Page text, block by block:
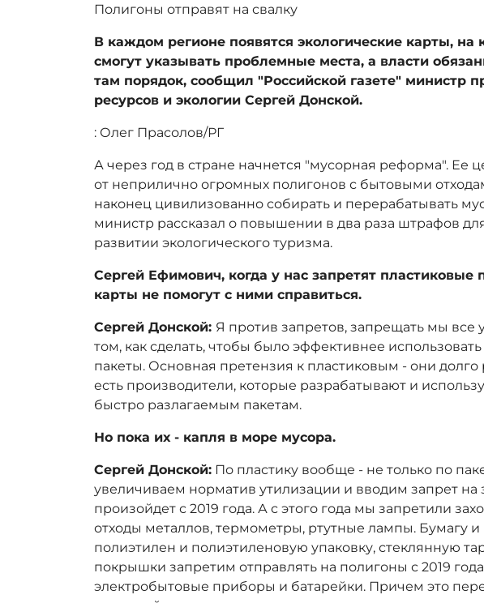
Полигоны отправят на свалку
В каждом регионе появятся экологические карты, на
смогут указывать проблемные места, а власти
там порядок, сообщил "Российской газете" министр
ресурсов и экологии Сергей Донской.
: Олег Прасолов/РГ
А через год в стране начнется "мусорная реформа". Ее
от неприлично огромных полигонов с бытовыми
наконец цивилизованно собирать и перерабатывать
министр рассказал о повышении в два раза штрафов
развитии экологического туризма.
Сергей Ефимович, когда у нас запретят пластиковые
карты не помогут с ними справиться.
Сергей Донской: Я против запретов, запрещать мы все
том, как сделать, чтобы было эффективнее
пакеты. Основная претензия к пластиковым - они долго
есть производители, которые разрабатывают и
быстро разлагаемым пакетам.
Но пока их - капля в море мусора.
Сергей Донской: По пластику вообще - не только по
увеличиваем норматив утилизации и вводим запрет на
произойдет с 2019 года. А с этого года мы запретили
отходы металлов, термометры, ртутные лампы. Бумагу и
полиэтилен и полиэтиленовую упаковку, стеклянную
покрышки запретим отправлять на полигоны с 2019
электробытовые приборы и батарейки. Причем это